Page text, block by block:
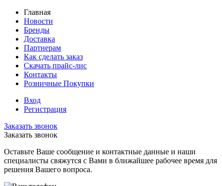
Главная
Новости
Бренды
Доставка
Партнерам
Как сделать заказ
Скачать прайс-лис
Контакты
Розничные Покупки
Вход
Регистрация
Заказать звонок
Заказать звонок
Оставьте Ваше сообщение и контактные данные и наши
специалисты свяжутся с Вами в ближайшее рабочее время для
решения Вашего вопроса.